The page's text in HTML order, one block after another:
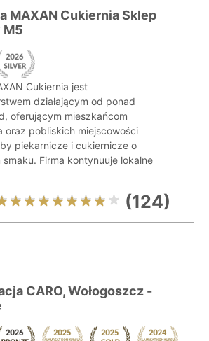
MAXAN Cukiernia Sklep
M5
Cukiernia jest
działającym od ponad
oferującym mieszkańcom
oraz pobliskich miejscowości
piekarnicze i cukiernicze o
Firma kontynuuje lokalne
(124)
CARO, Wołogoszcz -